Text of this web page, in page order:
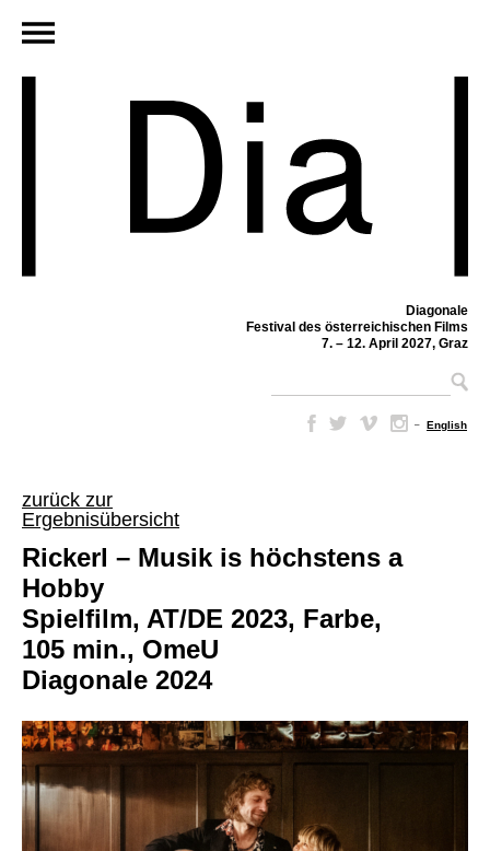
Diagonale
Festival des österreichischen Films
7. – 12. April 2027, Graz
– English
zurück zur
Ergebnisübersicht
Rickerl – Musik is höchstens a
Hobby
Spielfilm, AT/DE 2023, Farbe,
105 min., OmeU
Diagonale 2024